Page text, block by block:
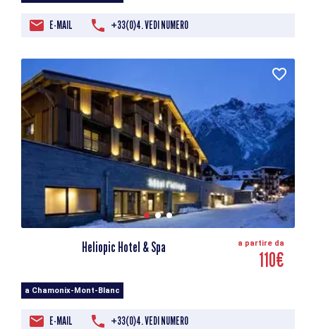
E-MAIL +33(0)4. VEDI NUMERO
Heliopic Hotel & Spa a partire da
110€
a Chamonix-Mont-Blanc
E-MAIL +33(0)4. VEDI NUMERO